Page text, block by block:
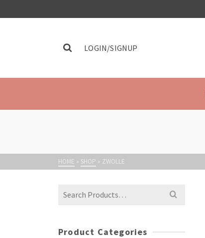
LOGIN/SIGNUP
HOME » SHOP » ZWOLLE
Product Categories